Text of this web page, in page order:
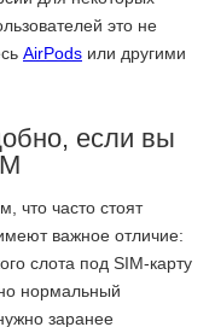
это не
AirPods или другими
если вы
что часто стоят
важное отличие:
слота под SIM-карту
нормальный
заранее